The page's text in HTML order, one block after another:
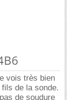
vois très bien
de la sonde.
de soudure